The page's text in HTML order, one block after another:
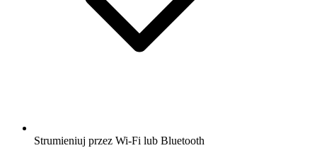
Strumieniuj przez Wi-Fi lub Bluetooth